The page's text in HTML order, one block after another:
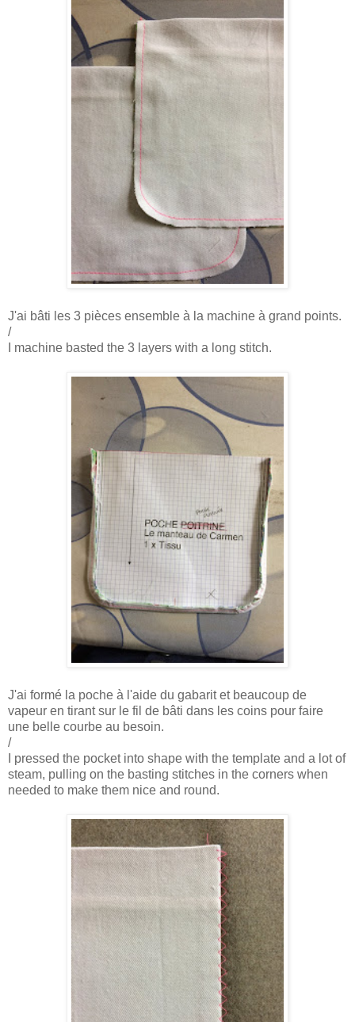
J'ai bâti les 3 pièces ensemble à la machine à grand points.
/
I machine basted the 3 layers with a long stitch.
J'ai formé la poche à l'aide du gabarit et beaucoup de
vapeur en tirant sur le fil de bâti dans les coins pour faire
une belle courbe au besoin.
/
I pressed the pocket into shape with the template and a lot of
steam, pulling on the basting stitches in the corners when
needed to make them nice and round.